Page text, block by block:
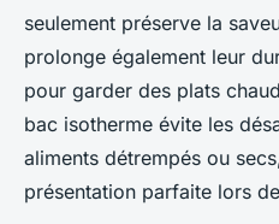
seulement préserve la
prolonge également leur
pour garder des plats
bac isotherme évite les
aliments détrempés ou
présentation parfaite lors